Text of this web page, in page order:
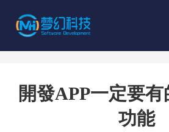
開發APP一定要
功能